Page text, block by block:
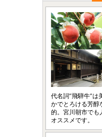
代名詞”飛騨牛”は
かでとろける芳醇
的。宮川朝市でも
オススメです。